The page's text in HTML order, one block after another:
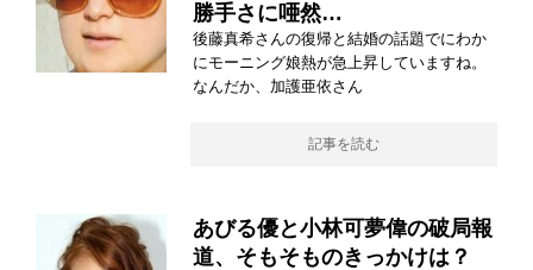
勝手さに唖然…
後藤真希さんの復帰と結婚の話題でにわか
にモーニング娘熱が急上昇していますね。
なんだか、加護亜依さん
記事を読む
あびる優と小林可夢偉の破局報
道、そもそものきっかけは？